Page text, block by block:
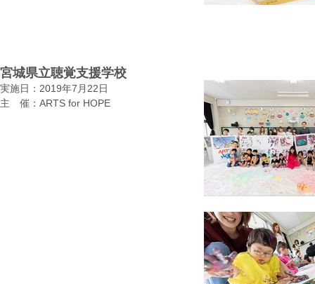
宮城県立聴覚支援学校
実施日：2019年7月22日
​主 催：ARTS for HOPE